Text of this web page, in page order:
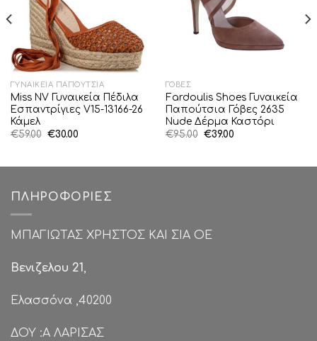
ΓΥΝΑΙΚΕΊΑ ΠΑΠΟΎΤΣΙΑ
Miss NV Γυναικεία Πέδιλα
Εσπαντρίγιες V15-13166-26
Κάμελ
€59.00 Original
€30.00Η
ΓΌΒΕΣ
Fardoulis Shoes Γυναικεία
Παπούτσια Γόβες 2635
Nude Δέρμα Καστόρι
€95.00 Original
€39.00Η
ΠΛΗΡΟΦΟΡΊΕΣ
ΜΠΑΓΙΩΤΑΣ ΧΡΗΣΤΟΣ ΚΑΙ ΣΙΑ ΟΕ
Βενιζελου 21,
Ελασσόνα ,40200
ΔΟΥ :Α ΛΑΡΙΣΑΣ